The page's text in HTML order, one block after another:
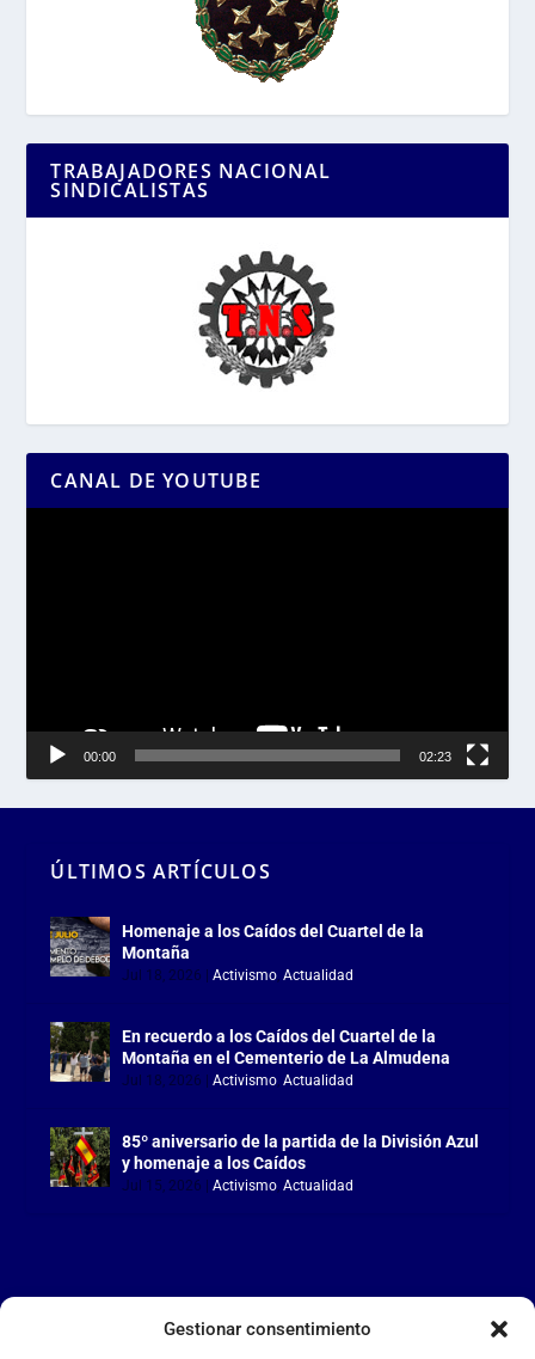
Gestionar consentimiento
TRABAJADORES NACIONAL
SINDICALISTAS
CANAL DE YOUTUBE
00:00 02:23
ÚLTIMOS ARTÍCULOS
Homenaje a los Caídos del Cuartel de la
Montaña
Jul 18, 2026 |Activismo,Actualidad
En recuerdo a los Caídos del Cuartel de la
Montaña en el Cementerio de La Almudena
Jul 18, 2026 |Activismo,Actualidad
85º aniversario de la partida de la División Azul
y homenaje a los Caídos
Jul 15, 2026 |Activismo,Actualidad
LA FALANGE